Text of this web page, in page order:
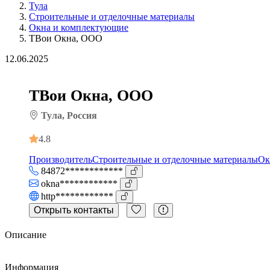
Тула
Строительные и отделочные материалы
Окна и комплектующие
ТВои Окна, ООО
12.06.2025
ТВои Окна, ООО
Тула, Россия
4.8
ПроизводительСтроительные и отделочные материалы
84872************
okna************
http************
Открыть контакты
Описание
Информация